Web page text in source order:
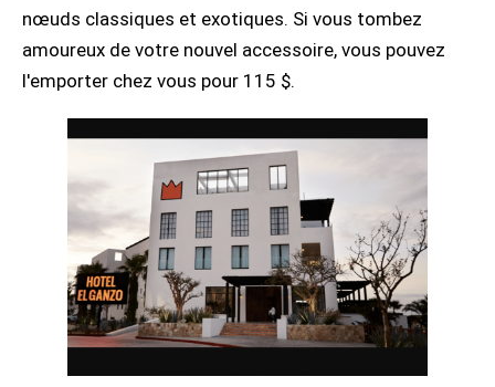
nœuds classiques et exotiques. Si vous tombez
amoureux de votre nouvel accessoire, vous pouvez
l'emporter chez vous pour 115 $.